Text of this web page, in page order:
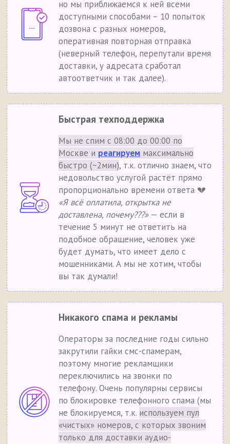
но мы приближаемся к ней всеми
доступными способами – 10 попыток
дозвона с разных номеров,
оперативная повторная отправка
(неверный телефон, перепутали время
доставки, у адресата сработал
автоответчик и так далее).
Быстрая техподдержка
Мы не спим с 08:00 до 00:00 по
Москве и реагируем максимально
быстро (~2мин), т.к. отлично знаем, что
недовольство услугой растёт прямо
пропорционально времени ответа 💔
«Я всё оплатила, открытка не
доставлена, почему???»— если в
течение 5 минут не ответить на
подобное обращение, человек уже
будет думать, что имеет дело с
мошенниками. А мы не хотим, чтобы
вы так думали!
Никакого спама и рекламы
Операторы за последние годы сильно
закрутили гайки смс-спамерам,
поэтому многие рекламщики
переключились на звонки по
телефону. Очень популярны сервисы
по блокировке телефонного спама (мы
не блокируемся, т.к. используем пул
«чистых» номеров, с которых звоним
только для доставки аудио-